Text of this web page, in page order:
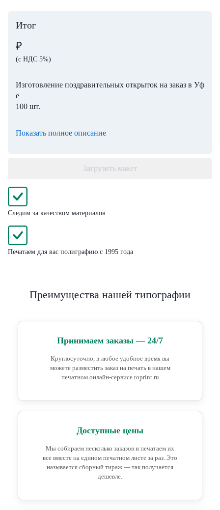
Итог
₽
(с НДС 5%)
Изготовление поздравительных открыток на заказ в Уф
е
100 шт.
Показать полное описание
Загрузить макет
Следим за качеством материалов
Печатаем для вас полиграфию с 1995 года
Преимущества нашей типографии
Принимаем заказы — 24/7
Круглосуточно, в любое удобное время вы
можете разместить заказ на печать в нашем
печатном онлайн-сервисе toprint.ru
Доступные цены
Мы собираем несколько заказов и печатаем их
все вместе на едином печатном листе за раз. Это
называется сборный тираж — так получается
дешевле.